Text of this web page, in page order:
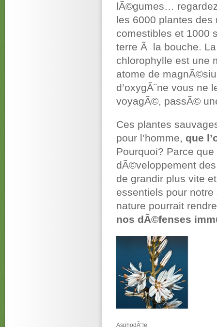
lÃ©gumes…
les 6000 plantes
comestibles et 1000
terre Ã la bouche.
chlorophylle est une
atome de
d’oxygÃ¨ne vous
voyagÃ©, passÃ©
Ces plantes
pour l’homme, que
Pourquoi? Parce
dÃ©veloppement
de grandir plus vite
essentiels pour
nature pourrait
nos dÃ©fenses
AsphodÃ¨le